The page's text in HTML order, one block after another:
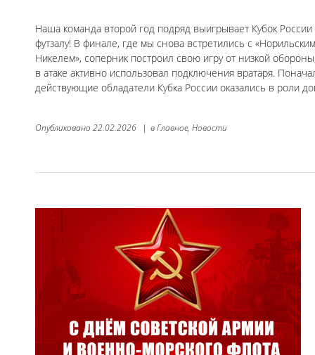
Наша команда второй год подряд выигрывает Кубок России
футзалу! В финале, где мы снова встретились с «Норильским
Никелем», соперник построил свою игру от низкой
в атаке активно использовал подключения вратаря.
действующие обладатели Кубка России оказались в роли
Опубликовано 22.02.2026 | вГлавное, Новости